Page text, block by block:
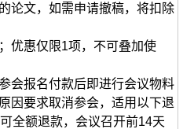
论文，如需申请撤稿，将扣除
优惠仅限1项，不可叠加使
会报名付款后即进行会议物料
因要求取消参会，适用以下退
全额退款，会议召开前14天